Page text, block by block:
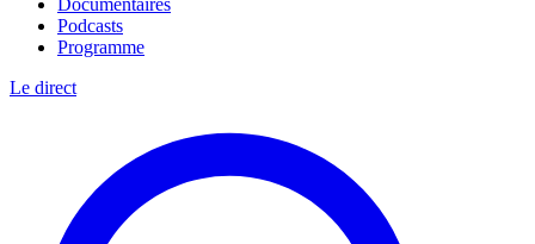
Documentaires
Podcasts
Programme
Le direct